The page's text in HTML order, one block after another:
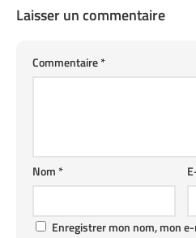
Laisser un commentaire
Commentaire*
Nom*
Enregistrer mon nom, mon